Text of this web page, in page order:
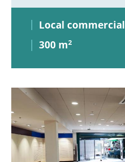
Local commercial
300 m2